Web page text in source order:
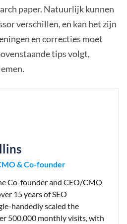
paper. Natuurlijk kunnen
verschillen, en kan het zijn
en correcties moet
tips volgt,
& Co-founder
Co-founder and CEO/CMO
15 years of SEO
handedly scaled the
500,000 monthly visits, with